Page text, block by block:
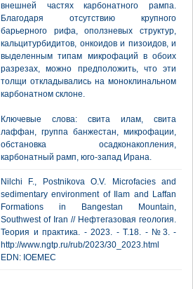
внешней частях карбонатного рампа.
Благодаря отсутствию крупного
барьерного рифа, оползневых структур,
кальцитурбидитов, онкоидов и пизоидов, и
выделенным типам микрофаций в обоих
разрезах, можно предположить, что эти
толщи откладывались на моноклинальном
карбонатном склоне.
Ключевые слова: свита илам, свита
лаффан, группа банжестан, микрофации,
обстановка осадконакопления,
карбонатный рамп, юго-запад Ирана.
Nilchi F., Postnikova О.V. Microfacies and
sedimentary environment of Ilam and Laffan
Formations in Bangestan Mountain,
Southwest of Iran // Нефтегазовая геология.
Теория и практика. - 2023. - Т.18. - №3. -
http://www.ngtp.ru/rub/2023/30_2023.html
EDN: IOEMEC